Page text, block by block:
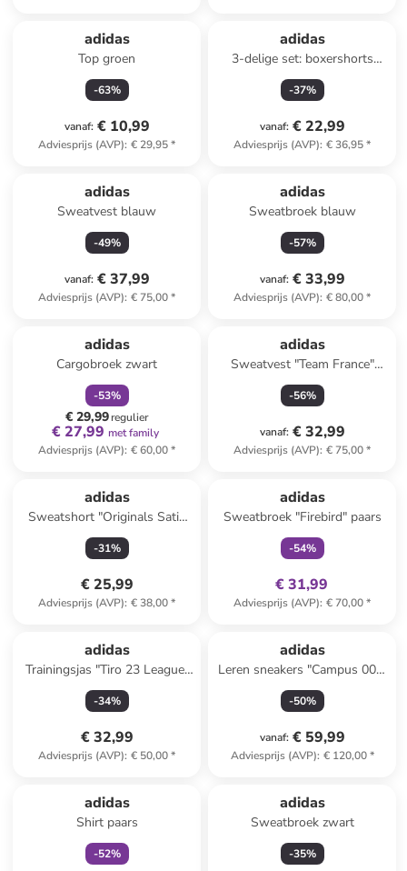
adidas
Top groen
-63%
vanaf: € 10,99
Adviesprijs (AVP): € 29,95*
adidas
3-delige set: boxershorts
blauw/zwart/grijs
-37%
vanaf: € 22,99
Adviesprijs (AVP): € 36,95*
adidas
Sweatvest blauw
-49%
vanaf: € 37,99
Adviesprijs (AVP): € 75,00*
adidas
Sweatbroek blauw
-57%
vanaf: € 33,99
Adviesprijs (AVP): € 80,00*
adidas
Cargobroek zwart
-53%
€ 29,99regulier
€ 27,99 met family
Adviesprijs (AVP): € 60,00*
adidas
Sweatvest "Team France"
donkerblauw
-56%
vanaf: € 32,99
Adviesprijs (AVP): € 75,00*
adidas
Sweatshort "Originals Satin
Sprint" groen
-31%
€ 25,99
Adviesprijs (AVP): € 38,00*
adidas
Sweatbroek "Firebird" paars
-54%
€ 31,99
Adviesprijs (AVP): € 70,00*
adidas
Trainingsjas "Tiro 23 League"
donkerblauw
-34%
€ 32,99
Adviesprijs (AVP): € 50,00*
adidas
Leren sneakers "Campus 00s"
zwart
-50%
vanaf: € 59,99
Adviesprijs (AVP): € 120,00*
adidas
Shirt paars
-52%
adidas
Sweatbroek zwart
-35%